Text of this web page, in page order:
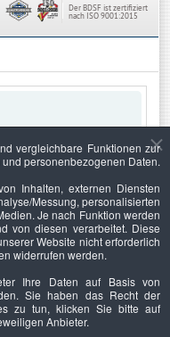
Der BDSF ist zertifiziert
nach ISO 9001:2015
Nachhaltigkeit
Deutscher
e.V..
vergleichbare Funktionen zur
personenbezogenen Daten.
Inhalten, externen Diensten
Messung, personalisierten
Je nach Funktion werden
von diesen verarbeitet. Diese
Website nicht erforderlich
widerrufen werden.
Ihre Daten auf Basis von
Sie haben das Recht der
zu tun, klicken Sie bitte auf
Anbieter.